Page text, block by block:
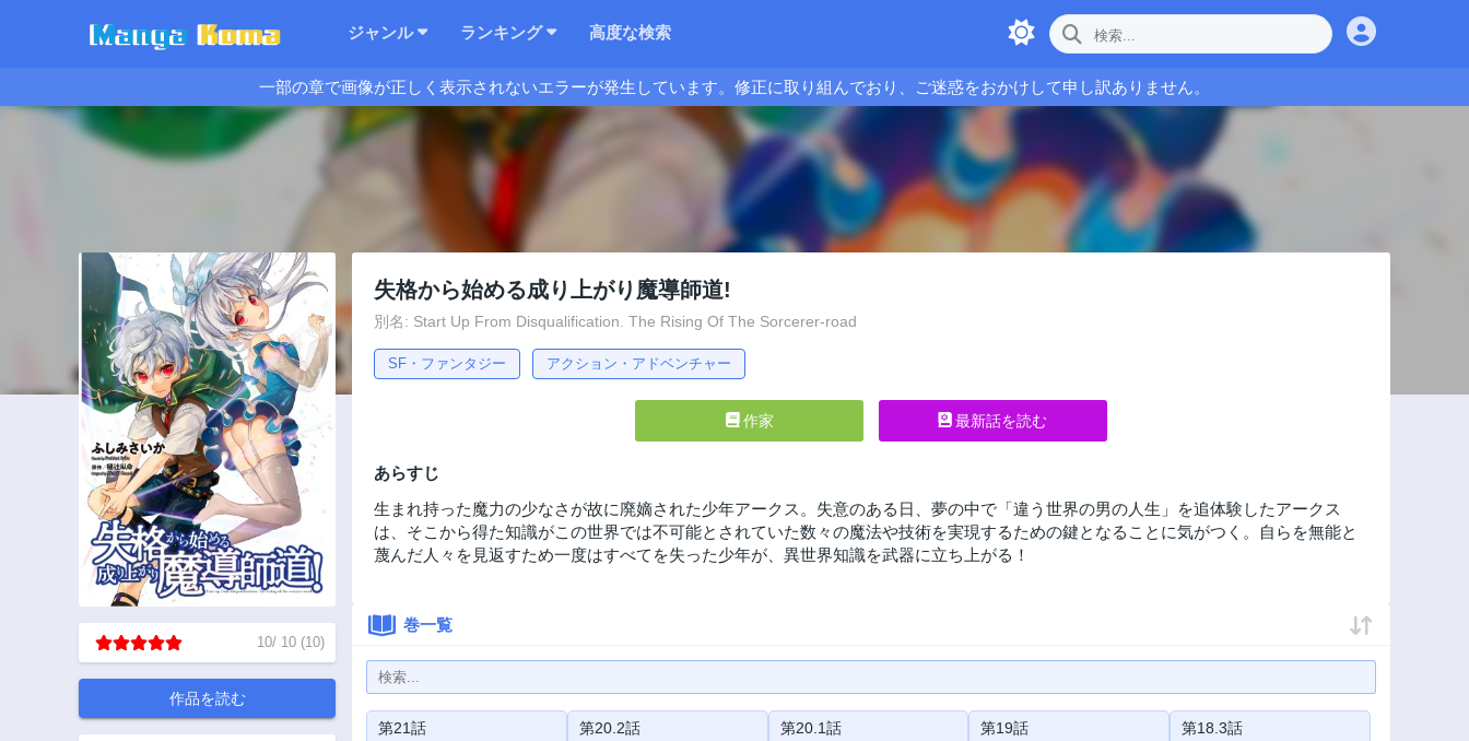
ジャンル ランキング 高度な検索
一部の章で画像が正しく表示されないエラーが発生しています。修正に取り組んでおり、ご迷惑をおかけして申し訳ありません。
10/ 10 (10)
作品を読む
失格から始める成り上がり魔導師道!
別名: Start Up From Disqualification. The Rising Of The Sorcerer-road
SF・ファンタジー アクション・アドベンチャー
作家 最新話を読む
あらすじ
生まれ持った魔力の少なさが故に廃嫡された少年アークス。失意のある日、夢の中で「違う世界の男の人生」を追体験したアークス
は、そこから得た知識がこの世界では不可能とされていた数々の魔法や技術を実現するための鍵となることに気がつく。自らを無能と
蔑んだ人々を見返すため一度はすべてを失った少年が、異世界知識を武器に立ち上がる！
巻一覧
第21話 第20.2話 第20.1話 第19話 第18.3話